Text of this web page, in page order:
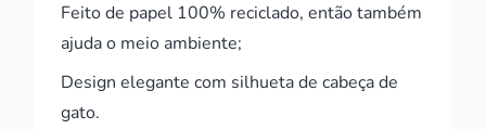
Feito de papel 100% reciclado, então também
ajuda o meio ambiente;
Design elegante com silhueta de cabeça de
gato.